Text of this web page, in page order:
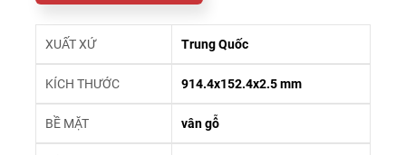
XUẤT XỨ Trung Quốc
KÍCH THƯỚC 914.4x152.4x2.5 mm
BỀ MẶT vân gỗ